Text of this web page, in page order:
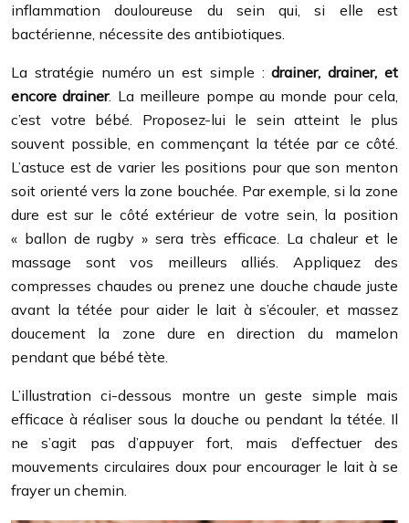
inflammation douloureuse du sein qui, si elle est
bactérienne, nécessite des antibiotiques.
La stratégie numéro un est simple :drainer, drainer, et
encore drainer. La meilleure pompe au monde pour cela,
c’est votre bébé. Proposez-lui le sein atteint le plus
souvent possible, en commençant la tétée par ce côté.
L’astuce est de varier les positions pour que son menton
soit orienté vers la zone bouchée. Par exemple, si la zone
dure est sur le côté extérieur de votre sein, la position
« ballon de rugby » sera très efficace. La chaleur et le
massage sont vos meilleurs alliés. Appliquez des
compresses chaudes ou prenez une douche chaude juste
avant la tétée pour aider le lait à s’écouler, et massez
doucement la zone dure en direction du mamelon
pendant que bébé tète.
L’illustration ci-dessous montre un geste simple mais
efficace à réaliser sous la douche ou pendant la tétée. Il
ne s’agit pas d’appuyer fort, mais d’effectuer des
mouvements circulaires doux pour encourager le lait à se
frayer un chemin.